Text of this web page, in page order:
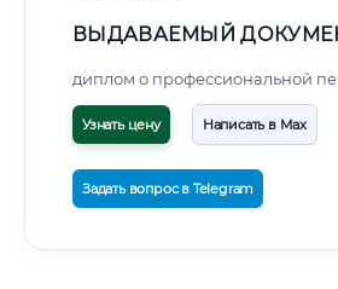
ВЫДАВАЕМЫЙ
диплом о профессиональной
Узнать цену Написать в Max
Задать вопрос в Telegram